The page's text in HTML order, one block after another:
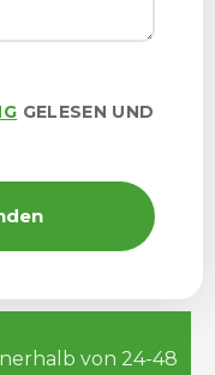
GELESEN UND
von 24-48